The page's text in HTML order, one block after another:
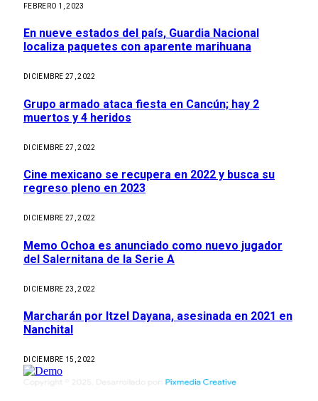
FEBRERO 1, 2023
En nueve estados del país, Guardia Nacional
localiza paquetes con aparente marihuana
DICIEMBRE 27, 2022
Grupo armado ataca fiesta en Cancún; hay 2
muertos y 4 heridos
DICIEMBRE 27, 2022
Cine mexicano se recupera en 2022 y busca su
regreso pleno en 2023
DICIEMBRE 27, 2022
Memo Ochoa es anunciado como nuevo jugador
del Salernitana de la Serie A
DICIEMBRE 23, 2022
Marcharán por Itzel Dayana, asesinada en 2021 en
Nanchital
DICIEMBRE 15, 2022